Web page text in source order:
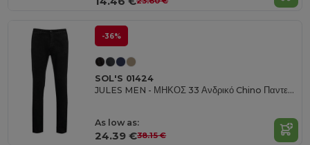
-36%
SOL'S 01424
JULES MEN - ΜΗΚΟΣ 33 Ανδρικό Chino Παντελόνι
As low as:
24.39 €38.15 €